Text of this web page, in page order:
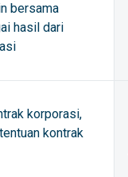
bersama
hasil dari
korporasi,
kontrak